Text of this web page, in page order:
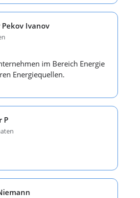
Ivanov
im Bereich Energie
Energiequellen.
P